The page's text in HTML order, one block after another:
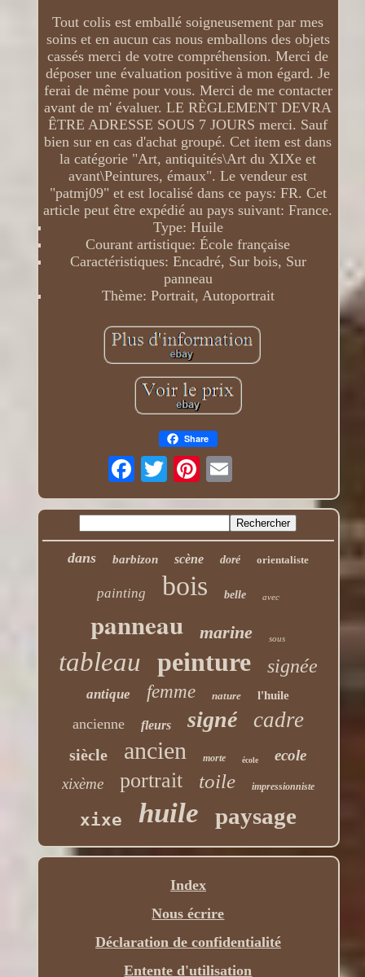
Tout colis est emballé soigneusement par mes
soins et en aucun cas nous emballons des objets
cassés merci de votre compréhension. Merci de
déposer une évaluation positive à mon égard. Je
ferai de même pour vous. Merci de me contacter
avant de m' évaluer. LE RÈGLEMENT DEVRA
ÊTRE ADRESSE SOUS 7 JOURS merci. Sauf
bien sur en cas d'achat groupé. Cet item est dans
la catégorie "Art, antiquités\Art du XIXe et
avant\Peintures, émaux". Le vendeur est
"patmj09" et est localisé dans ce pays: FR. Cet
article peut être expédié au pays suivant: France.
Type: Huile
Courant artistique: École française
Caractéristiques: Encadré, Sur bois, Sur
panneau
Thème: Portrait, Autoportrait
Share
dans barbizon scène doré orientaliste
painting bois belle avec
panneau marine sous
tableau peinture signée
antique femme nature l'huile
ancienne fleurs signé cadre
siècle ancien morte école
ecole
xixème
portrait toile impressionniste
xixe huile paysage
Index
Nous écrire
Déclaration de confidentialité
Entente d'utilisation